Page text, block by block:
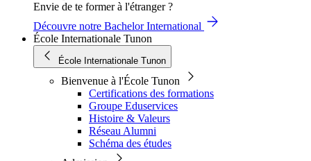
Envie de te former à l'étranger ?
Découvre notre Bachelor International
École Internationale Tunon
École Internationale Tunon
Bienvenue à l'École Tunon
Certifications des formations
Groupe Eduservices
Histoire & Valeurs
Réseau Alumni
Schéma des études